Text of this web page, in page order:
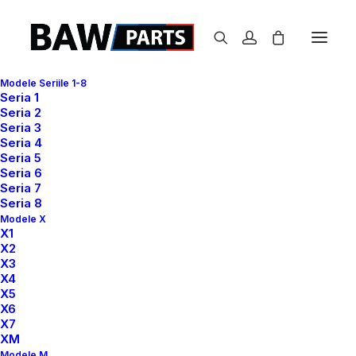
Modele Seriile 1-8
Seria 1
Seria 2
Seria 3
Seria 4
Seria 5
Seria 6
Seria 7
Seria 8
Modele X
X1
X2
X3
X4
X5
X6
X7
XM